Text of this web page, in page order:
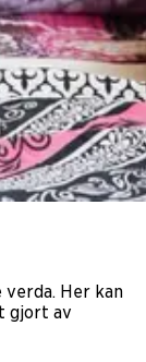
Her kan
gjort av